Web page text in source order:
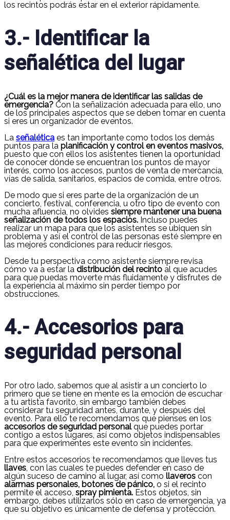
los recintos podrás estar en el exterior rápidamente.
3.- Identificar la
señalética del lugar
¿Cuál es la mejor manera de identificar las salidas de
emergencia? Con la señalización adecuada para ello, uno
de los principales aspectos que se deben tomar en cuenta
si eres un organizador de eventos.
La señalética es tan importante como todos los demás
puntos para la planificación y control en eventos masivos,
puesto que con ellos los asistentes tienen la oportunidad
de conocer dónde se encuentran los puntos de mayor
interés, como los accesos, puntos de venta de mercancía,
vías de salida, sanitarios, espacios de comida, entre otros.
De modo que si eres parte de la organización de un
concierto, festival, conferencia, u otro tipo de evento con
mucha afluencia, no olvides siempre mantener una buena
señalización de todos los espacios. Incluso puedes
realizar un mapa para que los asistentes se ubiquen sin
problema y así el control de las personas esté siempre en
las mejores condiciones para reducir riesgos.
Desde tu perspectiva como asistente siempre revisa
cómo va a estar la distribución del recinto al que acudes
para que puedas moverte más fluidamente y disfrutes de
la experiencia al máximo sin perder tiempo por
obstrucciones.
4.- Accesorios para
seguridad personal
Por otro lado, sabemos que al asistir a un concierto lo
primero que se tiene en mente es la emoción de escuchar
a tu artista favorito, sin embargo también debes
considerar tu seguridad antes, durante, y después del
evento. Para ello te recomendamos que pienses en los
accesorios de seguridad personalque puedes portar
contigo a estos lugares, así como objetos indispensables
para que experimentes este evento sin incidentes.
Entre estos accesorios te recomendamos que lleves tus
llaves, con las cuales te puedes defender en caso de
algún suceso de camino al lugar, así como llaveros con
alarmas personales, botones de pánico, o si el recinto
permite el acceso, spray pimienta. Estos objetos, sin
embargo, debes utilizarlos sólo en caso de emergencia, ya
que su objetivo es únicamente de defensa y protección.